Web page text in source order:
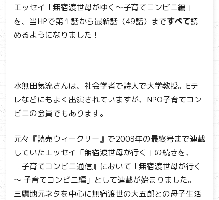
エッセイ「無宿渡世母がゆく～子育てコンビニ編」
を、当HPで第１話から最新話（49話）まですべて読
めるようになりました！
水無田気流さんは、社会学者で詩人で大学教授。Eテ
レなどにもよく出演されていますが、NPO子育てコン
ビニの会員でもあります。
元々『読売ウィークリー』で2008年の最終号まで連載
していたエッセイ「無宿渡世母が行く」の続きを、
『子育てコンビニ通信』において「無宿渡世母が行く
～ 子育てコンビニ編」として連載が始まりました。
三鷹地元ネタを中心に無宿渡世の大五郎との母子生活